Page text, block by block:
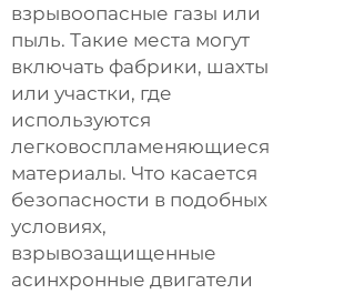
взрывоопасные газы или
пыль. Такие места могут
включать фабрики, шахты
или участки, где
используются
легковоспламеняющиеся
материалы. Что касается
безопасности в подобных
условиях,
взрывозащищенные
асинхронные двигатели